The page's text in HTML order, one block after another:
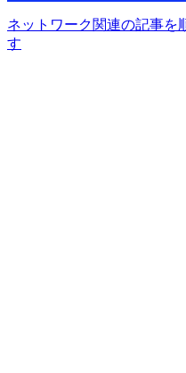
ネットワーク関連の記事を
す